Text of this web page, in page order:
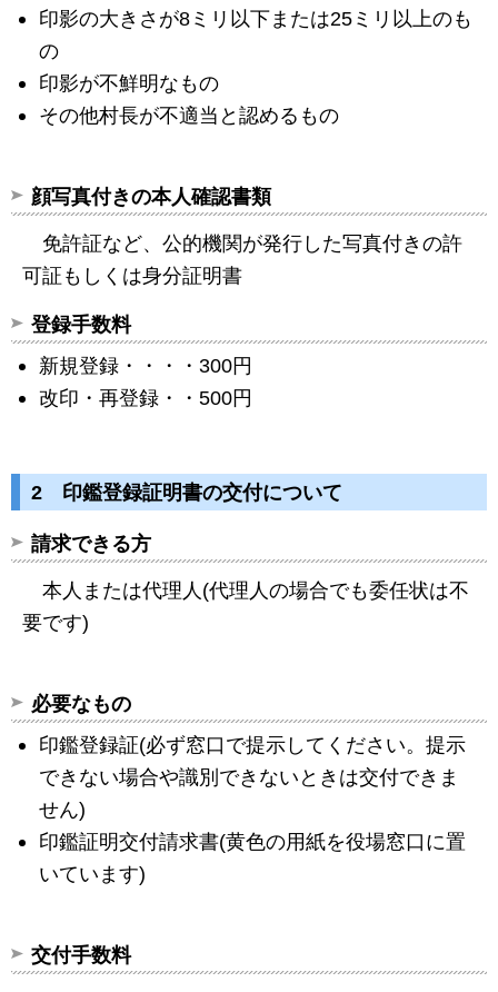
印影の大きさが8ミリ以下または25ミリ以上のも
の
印影が不鮮明なもの
その他村長が不適当と認めるもの
顔写真付きの本人確認書類
免許証など、公的機関が発行した写真付きの許
可証もしくは身分証明書
登録手数料
新規登録・・・・300円
改印・再登録・・500円
2 印鑑登録証明書の交付について
請求できる方
本人または代理人(代理人の場合でも委任状は不
要です)
必要なもの
印鑑登録証(必ず窓口で提示してください。提示
できない場合や識別できないときは交付できま
せん)
印鑑証明交付請求書(黄色の用紙を役場窓口に置
いています)
交付手数料